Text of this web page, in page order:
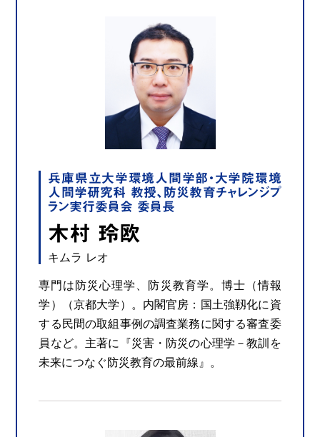
兵庫県立大学環境人間学部・大学院環境
人間学研究科 教授、防災教育チャレンジプ
ラン実行委員会 委員長
木村 玲欧
キムラ レオ
専門は防災心理学、防災教育学。博士（情報
学）（京都大学）。内閣官房：国土強靱化に資
する民間の取組事例の調査業務に関する審査委
員など。主著に『災害・防災の心理学－教訓を
未来につなぐ防災教育の最前線』。